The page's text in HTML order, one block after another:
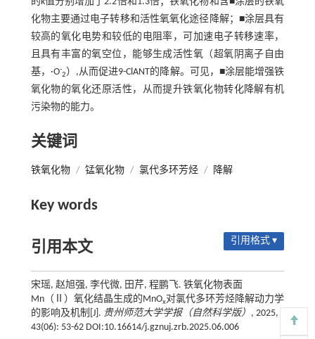
化物主要通过电子转移和活性氧氧化途径降解；■涂层具有
较高的氧化电势和较低的电阻率，可加速电子转移速率，
且具有丰富的氧空位，能够生成活性氧（超氧阴离子自由
基，·O-
2 ）,从而促进9-ClANT的降解。可见，■涂层能增强铁
氧化物的氧化还原活性，从而提升铁氧化物转化降解有机
污染物的能力。
关键词
铁氧化物 / 锰氧化物 / 氯代多环芳烃 / 降解
Key words
引用本文 引用格式 ▾
宋瑶, 赵旭强, 李代微, 田芹, 程鹏飞. 铁氧化物表面
Mn（Ⅱ）氧化结晶生成的MnOx对氯代多环芳烃降解动力学
的影响及机制[J]. 贵州师范大学学报（自然科学版） , 2025,
43(06): 53-62 DOI:10.16614/j.gznuj.zrb.2025.06.006